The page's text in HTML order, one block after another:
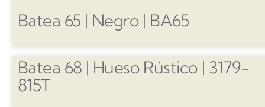
Batea 65 | Negro | BA65
Batea 68 | Hueso Rústico | 3179-
815T